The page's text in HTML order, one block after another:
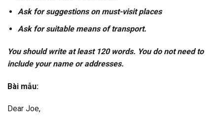
Ask for suggestions on must-visit places
Ask for suitable means of transport.
You should write at least 120 words. You do not need to
include your name or addresses.
Bài mẫu:
Dear Joe,